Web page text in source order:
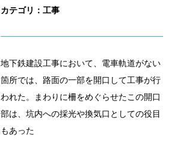
カテゴリ：工事
地下鉄建設工事において、電車軌道がない
箇所では、路面の一部を開口して工事が行
われた。まわりに柵をめぐらせたこの開口
部は、坑内への採光や換気口としての役目
もあった